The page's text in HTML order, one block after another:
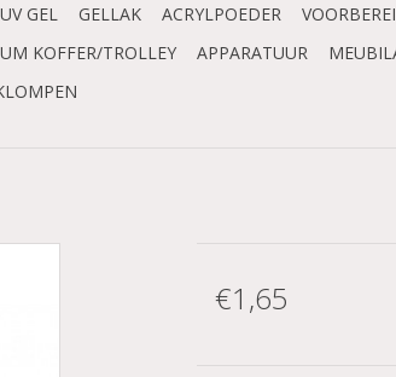
UV GEL GELLAK ACRYLPOEDER
KOFFER/TROLLEY
APPARATUUR
€1,65